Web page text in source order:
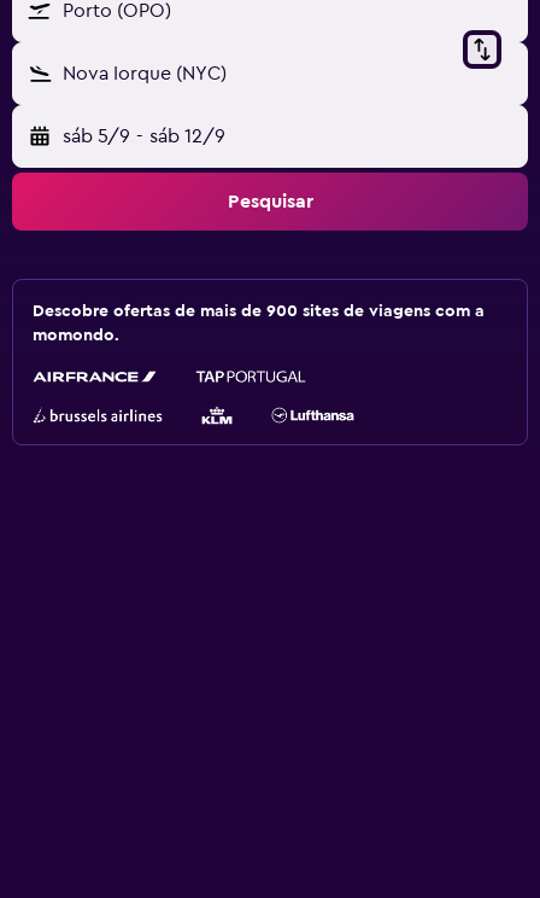
Porto (OPO)
Nova Iorque (NYC)
sáb 5/9 - sáb 12/9
Pesquisar
Descobre ofertas de mais de 900 sites de viagens com a
momondo.